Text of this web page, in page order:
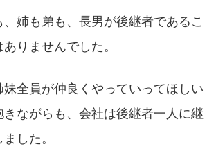
姉も弟も、長男が後継者であるこ
りませんでした。
全員が仲良くやっていってほしい
きながらも、会社は後継者一人に継
した。